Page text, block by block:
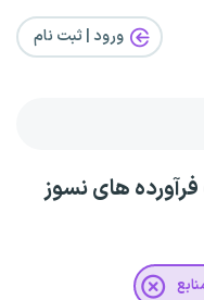
ورود | ثبت‌ نام
های نسوز